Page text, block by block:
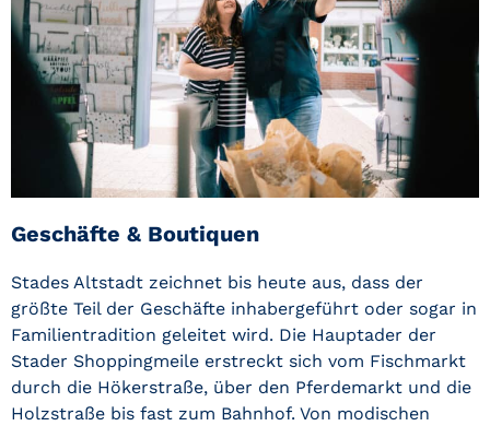
Geschäfte & Boutiquen
Stades Altstadt zeichnet bis heute aus, dass der
größte Teil der Geschäfte inhabergeführt oder sogar in
Familientradition geleitet wird. Die Hauptader der
Stader Shoppingmeile erstreckt sich vom Fischmarkt
durch die Hökerstraße, über den Pferdemarkt und die
Holzstraße bis fast zum Bahnhof. Von modischen